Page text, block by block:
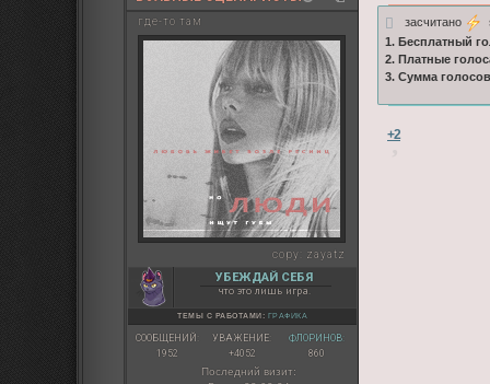
где-то там
copy: zayatz
УБЕЖДАЙ СЕБЯ
что это лишь игра.
ТЕМЫ С РАБОТАМИ: ГРАФИКА
СООБЩЕНИЙ:
1952
УВАЖЕНИЕ:
+4052
ФЛОРИНОВ:
860
Последний визит:
засчитано
1. Бесплатный
2. Платные
3. Сумма
+2